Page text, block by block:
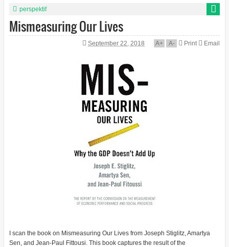
perspektif
Mismeasuring Our Lives
September 22, 2018 A+ A- Print Email
I scan the book on Mismeasuring Our Lives from Joseph Stiglitz, Amartya
Sen, and Jean-Paul Fittousi. This book captures the result of the